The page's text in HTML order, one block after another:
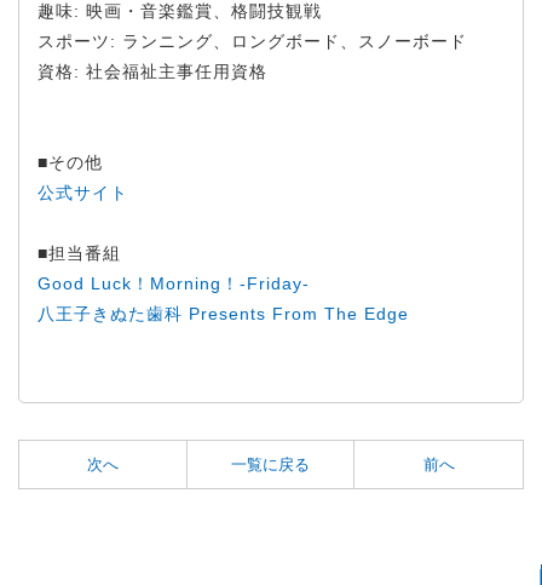
趣味: 映画・音楽鑑賞、格闘技観戦
スポーツ: ランニング、ロングボード、スノーボード
資格: 社会福祉主事任用資格
■その他
公式サイト
■担当番組
Good Luck！Morning！-Friday-
八王子きぬた歯科 Presents From The Edge
次へ 一覧に戻る 前へ